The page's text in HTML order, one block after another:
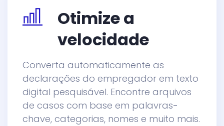
Otimize a
velocidade
Converta automaticamente as
declarações do empregador em texto
digital pesquisável. Encontre arquivos
de casos com base em palavras-
chave, categorias, nomes e muito mais.